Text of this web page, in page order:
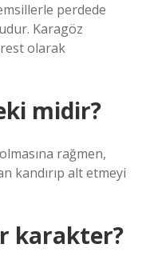
perdede
Karagöz
olarak
midir?
rağmen,
kandırıp alt etmeyi
karakter?